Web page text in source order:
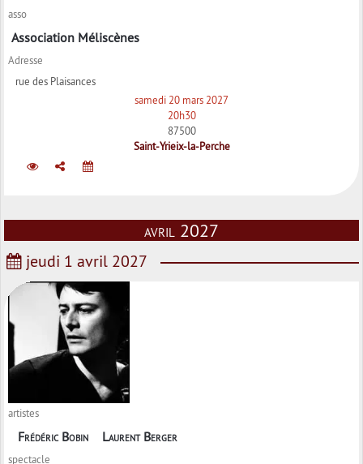
asso
Association Méliscènes
Adresse
rue des Plaisances
samedi 20 mars 2027
20h30
87500
Saint-Yrieix-la-Perche
avril 2027
jeudi 1 avril 2027
artistes
Frédéric Bobin Laurent Berger
spectacle